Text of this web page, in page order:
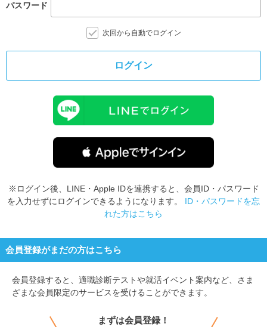
パスワード
次回から自動でログイン
ログイン
※ログイン後、LINE・Apple IDを連携すると、会員ID・パスワード
を入力せずにログインできるようになります。 ID・パスワードを忘
れた方はこちら
会員登録がまだの方はこちら
会員登録すると、 適職診断テストや就活イベント案内など、さま
ざまな会員限定のサービスを受けることができます。
まずは会員登録！